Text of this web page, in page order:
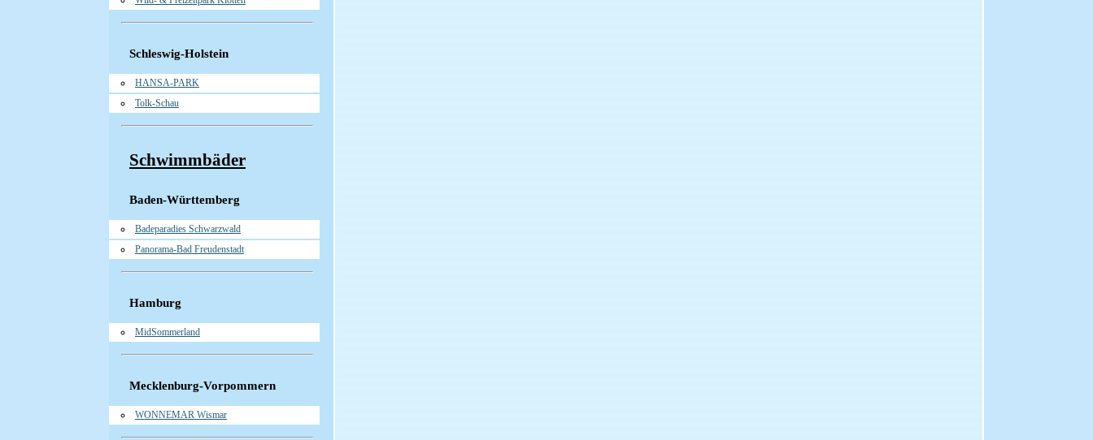
Schleswig-Holstein
HANSA-PARK
Tolk-Schau
Schwimmbäder
Baden-Württemberg
Badeparadies Schwarzwald
Panorama-Bad Freudenstadt
Hamburg
MidSommerland
Mecklenburg-Vorpommern
WONNEMAR Wismar